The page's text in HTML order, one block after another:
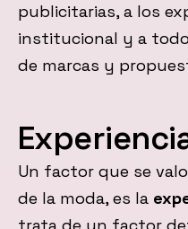
publicitarias, a los
institucional y a
de marcas y
Un factor que se
de la moda, es la